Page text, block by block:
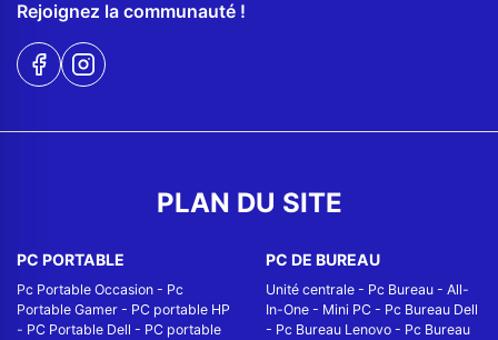
Rejoignez la communauté !
PLAN DU SITE
PC PORTABLE
Pc Portable Occasion - Pc
Portable Gamer - PC portable HP
- PC Portable Dell - PC portable
PC DE BUREAU
Unité centrale - Pc Bureau - All-
In-One - Mini PC - Pc Bureau Dell
- Pc Bureau Lenovo - Pc Bureau